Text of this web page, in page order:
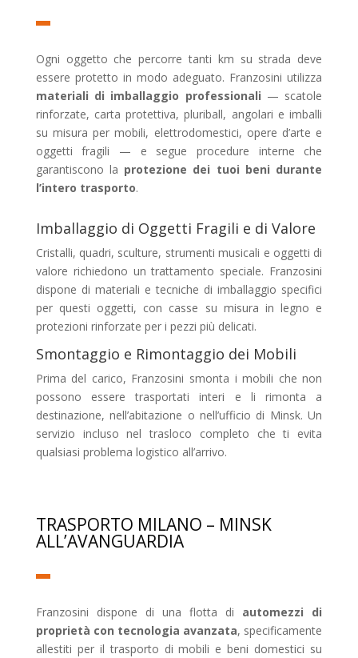
Ogni oggetto che percorre tanti km su strada deve
essere protetto in modo adeguato. Franzosini utilizza
materiali di imballaggio professionali — scatole
rinforzate, carta protettiva, pluriball, angolari e imballi
su misura per mobili, elettrodomestici, opere d’arte e
oggetti fragili — e segue procedure interne che
garantiscono la protezione dei tuoi beni durante
l’intero trasporto.
Imballaggio di Oggetti Fragili e di Valore
Cristalli, quadri, sculture, strumenti musicali e oggetti di
valore richiedono un trattamento speciale. Franzosini
dispone di materiali e tecniche di imballaggio specifici
per questi oggetti, con casse su misura in legno e
protezioni rinforzate per i pezzi più delicati.
Smontaggio e Rimontaggio dei Mobili
Prima del carico, Franzosini smonta i mobili che non
possono essere trasportati interi e li rimonta a
destinazione, nell’abitazione o nell’ufficio di Minsk. Un
servizio incluso nel trasloco completo che ti evita
qualsiasi problema logistico all’arrivo.
TRASPORTO MILANO – MINSK
ALL’AVANGUARDIA
Franzosini dispone di una flotta di automezzi di
proprietà con tecnologia avanzata, specificamente
allestiti per il trasporto di mobili e beni domestici su